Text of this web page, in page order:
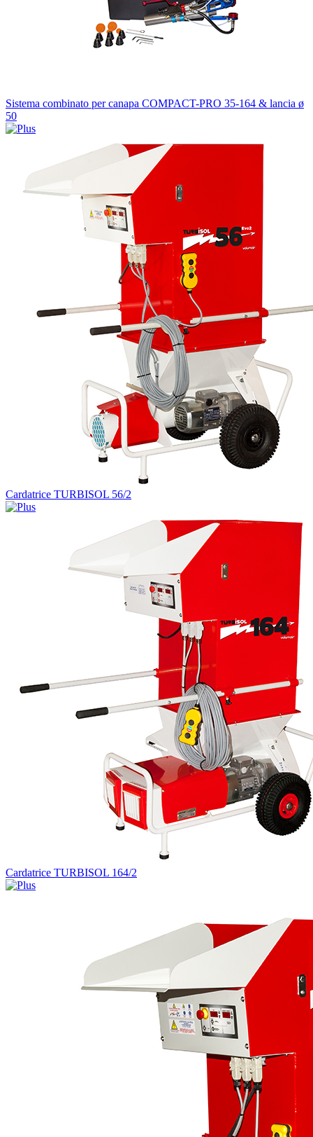
Sistema combinato per canapa COMPACT-PRO 35-164 & lancia ø
50
Cardatrice TURBISOL 56/2
Cardatrice TURBISOL 164/2